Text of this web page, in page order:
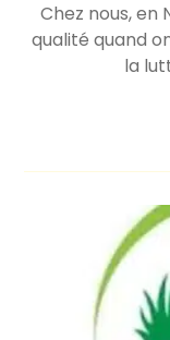
Chez nous, en
qualité quand
la